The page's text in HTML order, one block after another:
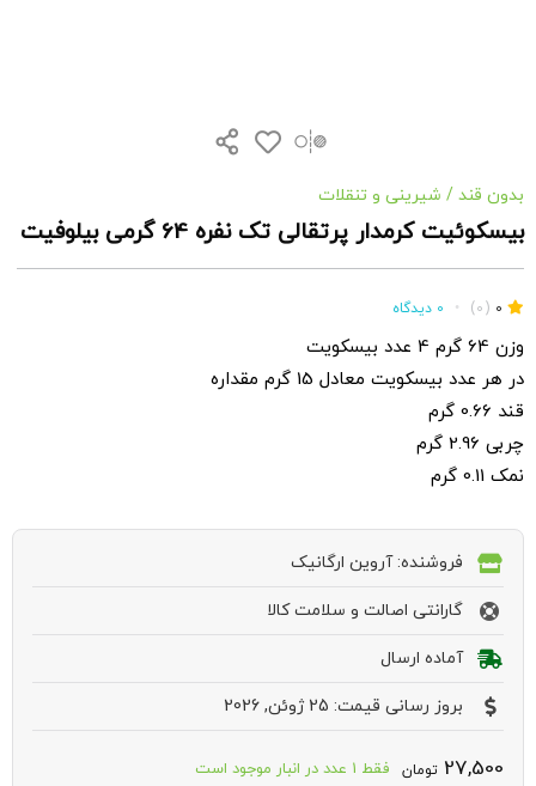
بدون قند / شیرینی و تنقلات
بیسکوئیت کرمدار پرتقالی تک نفره 64 گرمی بیلوفیت
0
(0)
• 0 دیدگاه
وزن 64 گرم 4 عدد بیسکویت
در هر عدد بیسکویت معادل 15 گرم مقداره
قند 0.66 گرم
چربی 2.96 گرم
نمک 0.11 گرم
فروشنده: آروین ارگانیک
گارانتی اصالت و سلامت کالا
آماده ارسال
بروز رسانی قیمت: 25 ژوئن, 2026
27,500 تومان
فقط 1 عدد در انبار موجود است